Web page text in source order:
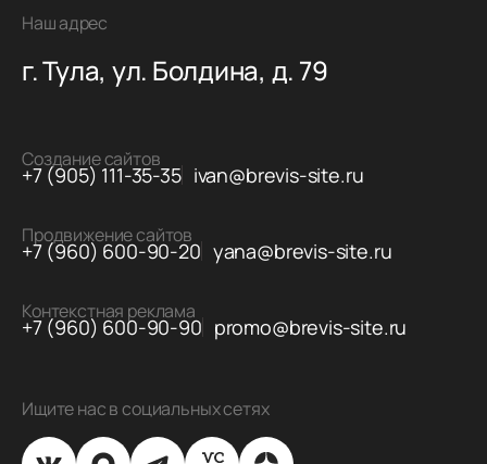
Наш адрес
г. Тула, ул. Болдина, д. 79
Ищите нас в социальных сетях
Создание сайтов
+7 (905) 111-35-35 ivan@brevis-site.ru
Продвижение сайтов
+7 (960) 600-90-20 yana@brevis-site.ru
Контекстная реклама
+7 (960) 600-90-90 promo@brevis-site.ru